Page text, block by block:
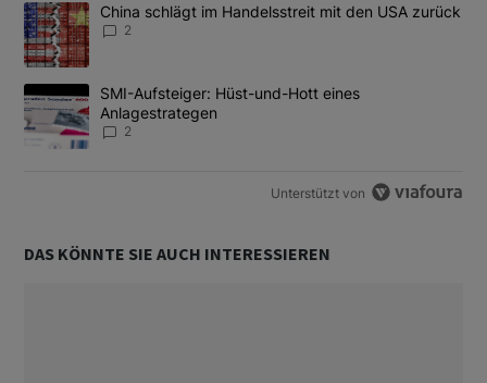
Ein Trendartikel mit dem Titel "China schlägt im Handelsstreit
China schlägt im Handelsstreit mit den USA zurück
2
Ein Trendartikel mit dem Titel "SMI-Aufsteiger: Hüst-und-Hott
SMI-Aufsteiger: Hüst-und-Hott eines
Anlagestrategen
2
Unterstützt von
DAS KÖNNTE SIE AUCH INTERESSIEREN